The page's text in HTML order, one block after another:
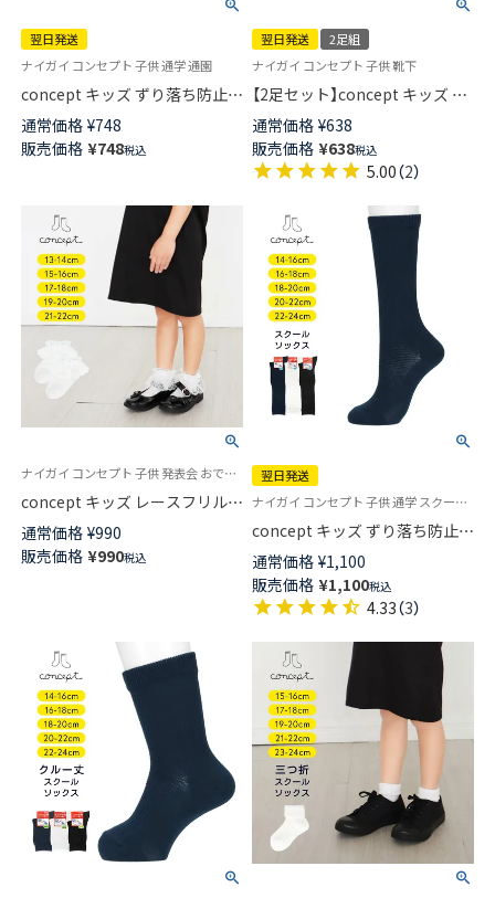
翌日発送
ナイガイ コンセプト 子供 通学 通園
concept キッズ ずり落ち防止
スクールソックス クルー丈 女
児 男児 【365日最短翌日発送】
04700091
通常価格 ¥748
販売価格 ¥748税込
翌日発送
2足組
ナイガイ コンセプト 子供 靴下
【2足セット】concept キッズ ず
り落ち防止 スクールソックス
足首パール編み かかと大きめ
直角ヒール クルー丈 通学 【365
日最短翌日発送】04700090
通常価格 ¥638
販売価格 ¥638税込
5.00（2）
ナイガイ コンセプト 子供 発表会 おでかけ
concept キッズ レースフリル
ソックス 靴下 04521101 旧
04521121
通常価格 ¥990
販売価格 ¥990税込
翌日発送
ナイガイ コンセプト 子供 通学 スクールソックス 靴下 21S-17
concept キッズ ずり落ち防止
スクール ソックス ハイソック
ス 足首パール編み かかと大き
め 直角ヒール 【365日最短翌日
発送】04415090
通常価格 ¥1,100
販売価格 ¥1,100税込
4.33（3）